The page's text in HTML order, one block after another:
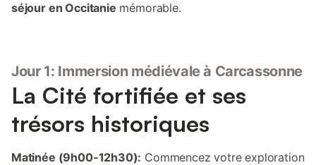
séjour en Occitanie mémorable.
Jour 1: Immersion médiévale à Carcassonne
La Cité fortifiée et ses
trésors historiques
Matinée (9h00-12h30): Commencez votre exploration